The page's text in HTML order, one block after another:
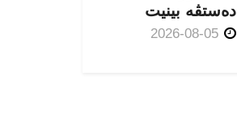
دەستڤە بینیت